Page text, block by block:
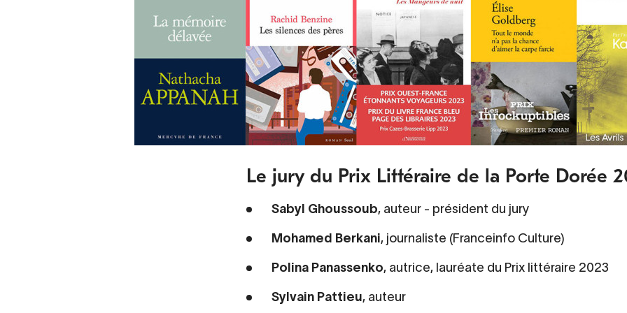
Le jury du Prix Littéraire de la Porte Dorée
Sabyl Ghoussoub, auteur - président du jury
Mohamed Berkani, journaliste (Franceinfo Culture)
Polina Panassenko, autrice, lauréate du Prix littéraire 2023
Sylvain Pattieu, auteur